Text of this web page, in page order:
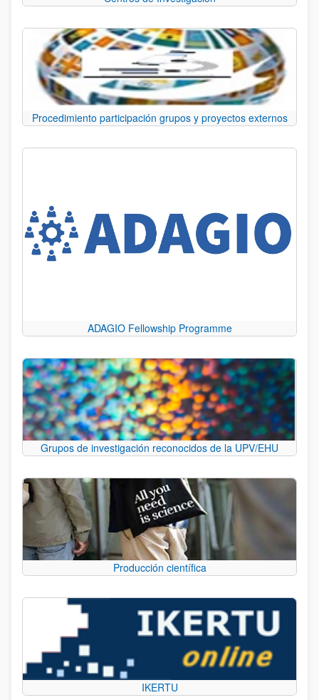
Procedimiento participación grupos y proyectos externos
ADAGIO Fellowship Programme
Grupos de investigación reconocidos de la UPV/EHU
Producción científica
IKERTU